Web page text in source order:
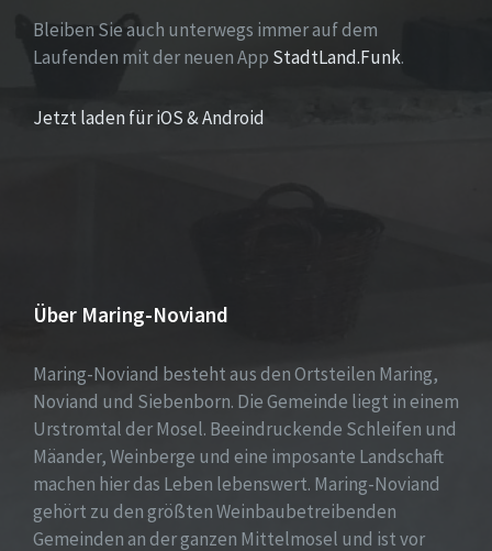
Bleiben Sie auch unterwegs immer auf dem
Laufenden mit der neuen App StadtLand.Funk.
Jetzt laden für iOS & Android
Über Maring-Noviand
Maring-Noviand besteht aus den Ortsteilen Maring,
Noviand und Siebenborn. Die Gemeinde liegt in einem
Urstromtal der Mosel. Beeindruckende Schleifen und
Mäander, Weinberge und eine imposante Landschaft
machen hier das Leben lebenswert. Maring-Noviand
gehört zu den größten Weinbaubetreibenden
Gemeinden an der ganzen Mittelmosel und ist vor